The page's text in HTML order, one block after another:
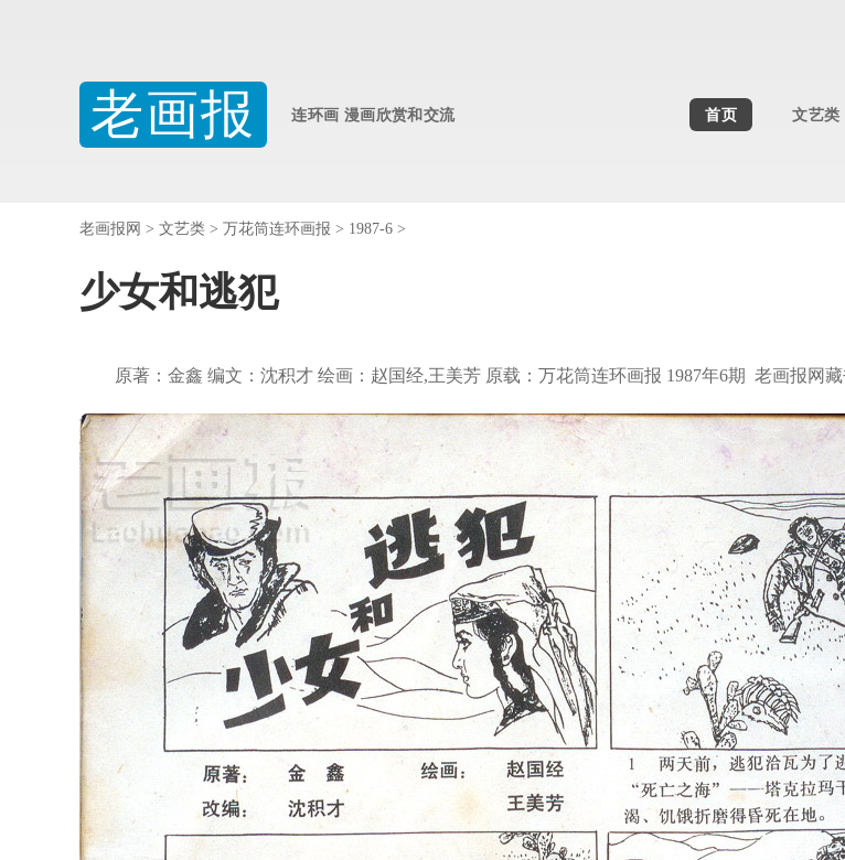
老画报 连环画 漫画欣赏和交流 首页 文艺类
老画报网 > 文艺类 > 万花筒连环画报 > 1987-6 >
少女和逃犯
原著：金鑫 编文：沈积才 绘画：赵国经,王美芳 原载：万花筒连环画报 1987年6期 老画报网